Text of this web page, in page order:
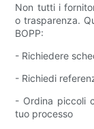
Non tutti i
o trasparenza.
BOPP:
- Richiedere
- Richiedi
- Ordina piccoli
tuo processo